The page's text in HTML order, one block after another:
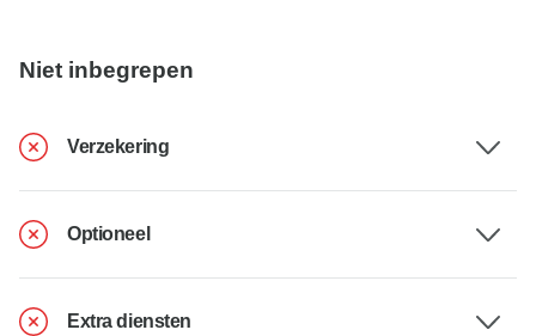
Niet inbegrepen
Verzekering
Optioneel
Extra diensten